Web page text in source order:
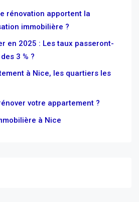
rénovation apportent la
immobilière ?
en 2025 : Les taux passeront-
3 % ?
à Nice, les quartiers les
votre appartement ?
à Nice